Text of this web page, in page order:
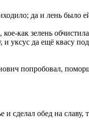
да и лень было
как зелень
уксус да ещё квасу
попробовал,
сделал обед на славу,